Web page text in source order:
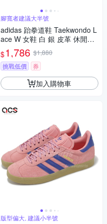
腳寬者建議大半號
adidas 跆拳道鞋 Taekwondo L
ace W 女鞋 白 銀 皮革 休閒鞋
愛迪達 JS1192
$1,786 $1,880
挑戰低價
券
加入購物車
版型偏大, 建議小半號